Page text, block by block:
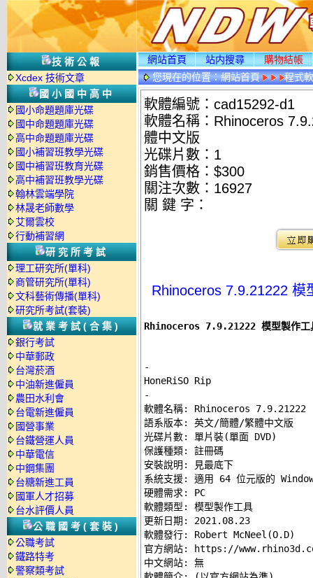
技術公報
Xcdex 技術文章
國小國中高中
國小命題題庫光碟
國中命題題庫光碟
高中命題題庫光碟
國小補習班教學光碟
國中補習班教育光碟
高中補習班教學光碟
翰林雲端學院
林晟老師數學
艾爾雲校
行動補習網
研究所考試
理工研究所(單科)
商管研究所(單科)
文科藝術傳播(單科)
研究所考試(套裝)
就業考試(合集)
銀行考試
中華郵政
台灣菸酒
中油新進僱員
農田水利會
台電新進僱員
國營事業
台鐵營運人員
中華電信
中鋼集團
台糖新進工員
國軍人才招募
台水評價人員
公職國考(套裝)
公職考試
鐵路特考
警察類考試
網站首頁 站内搜尋
購物結帳
您現在的位置：網站首頁 程式
軟體編號：cad15292-d1
軟體名稱：Rhinoceros
體中文版
光碟片數：1
銷售價格：$300
關注次數： 16927
關 鍵 字：
Rhinoceros 7.9.21222 模
Rhinoceros 7.9.21222 模型製作工
-
-
軟體名稱: Rhinoceros 7.9.21222
語系版本: 英文/簡體/繁體中文版
光碟片數: 單片裝(單面 DVD)
保護種類: 註冊碼
安裝說明:
見最底下
系統支援: 適用 64 位元版的
硬體需求: PC
軟體類型: 模型製作工具
更新日期: 2021.08.23
軟體發行: Robert McNeel(O.D)
官方網站:
https://
中文網站: 無